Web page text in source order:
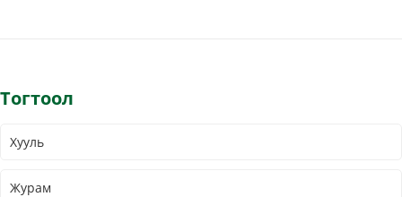
Тогтоол
Хууль
Журам